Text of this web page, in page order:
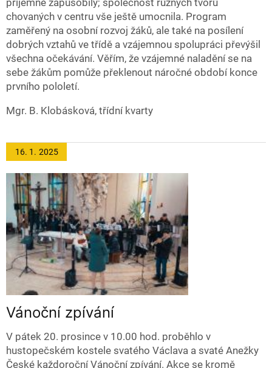
chovaných v centru vše ještě umocnila. Program
zaměřený na osobní rozvoj žáků, ale také na posílení
dobrých vztahů ve třídě a vzájemnou spolupráci převýšil
všechna očekávání. Věřím, že vzájemné naladění se na
sebe žákům pomůže překlenout náročné období konce
prvního pololetí.
Mgr. B. Klobásková, třídní kvarty
16. 1. 2025
Vánoční zpívání
V pátek 20. prosince v 10.00 hod. proběhlo v
hustopečském kostele svatého Václava a svaté Anežky
České každoroční Vánoční zpívání. Akce se kromě